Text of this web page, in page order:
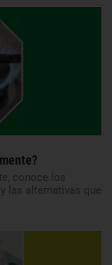
conoce los
las alternativas que